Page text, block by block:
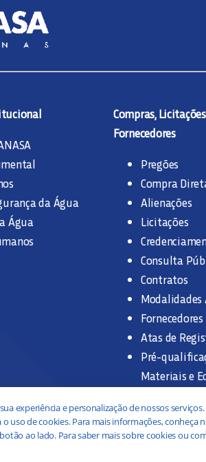
da Água
Água
Compras,
Fornecedores
Pregões
Compra
Alienações
Licitações
Consulta
Contratos
Modalidades
Fornecedores
Atas de
Pré-
Materiais e
experiência e personalização de nossos
uso de cookies. Para mais informações, conheça
ao lado. Para saber mais sobre cookies ou